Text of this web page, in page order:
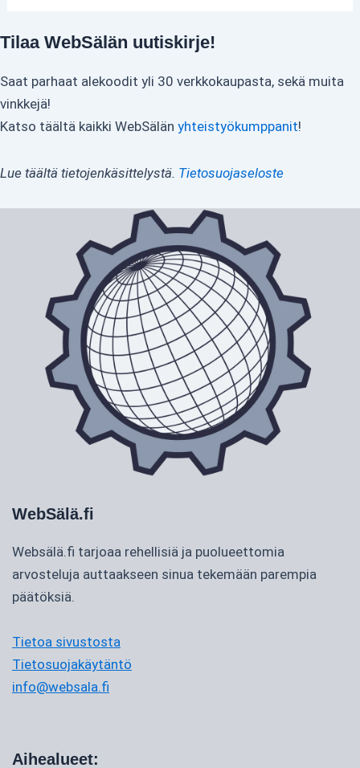
Tilaa WebSälän uutiskirje!
Saat parhaat alekoodit yli 30 verkkokaupasta, sekä muita
vinkkejä!
Katso täältä kaikki WebSälän yhteistyökumppanit!
Lue täältä tietojenkäsittelystä. Tietosuojaseloste
WebSälä.fi
Websälä.fi tarjoaa rehellisiä ja puolueettomia
arvosteluja auttaakseen sinua tekemään parempia
päätöksiä.
Tietoa sivustosta
Tietosuojakäytäntö
info@websala.fi
Aihealueet: